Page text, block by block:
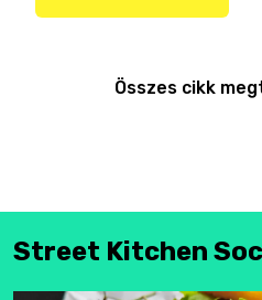
Összes cikk
Street Kitchen